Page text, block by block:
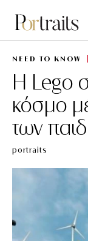
NEED TO KNOW
Η Lego
κόσμο
των
portraits